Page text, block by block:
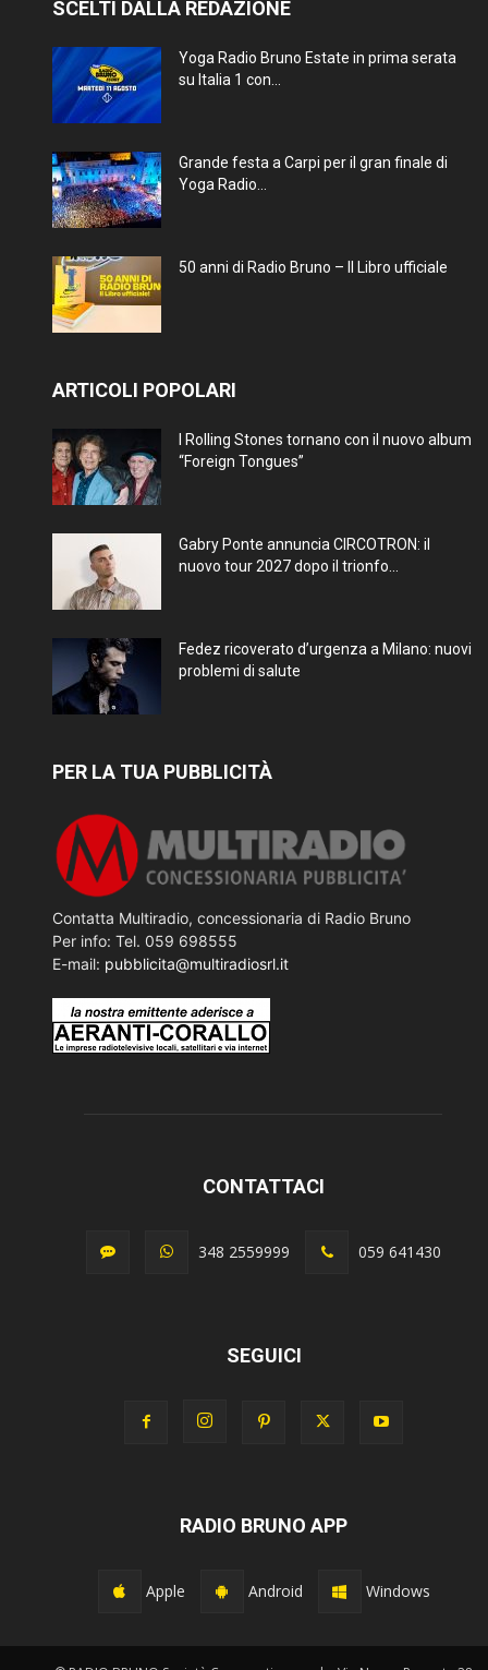
SCELTI DALLA REDAZIONE
Yoga Radio Bruno Estate in prima serata
su Italia 1 con...
Grande festa a Carpi per il gran finale di
Yoga Radio...
50 anni di Radio Bruno – Il Libro ufficiale
ARTICOLI POPOLARI
I Rolling Stones tornano con il nuovo album
“Foreign Tongues”
Gabry Ponte annuncia CIRCOTRON: il
nuovo tour 2027 dopo il trionfo...
Fedez ricoverato d’urgenza a Milano: nuovi
problemi di salute
PER LA TUA PUBBLICITÀ
Contatta Multiradio, concessionaria di Radio Bruno
Per info: Tel. 059 698555
E-mail: pubblicita@multiradiosrl.it
CONTATTACI
348 2559999 059 641430
SEGUICI
RADIO BRUNO APP
Apple Android Windows